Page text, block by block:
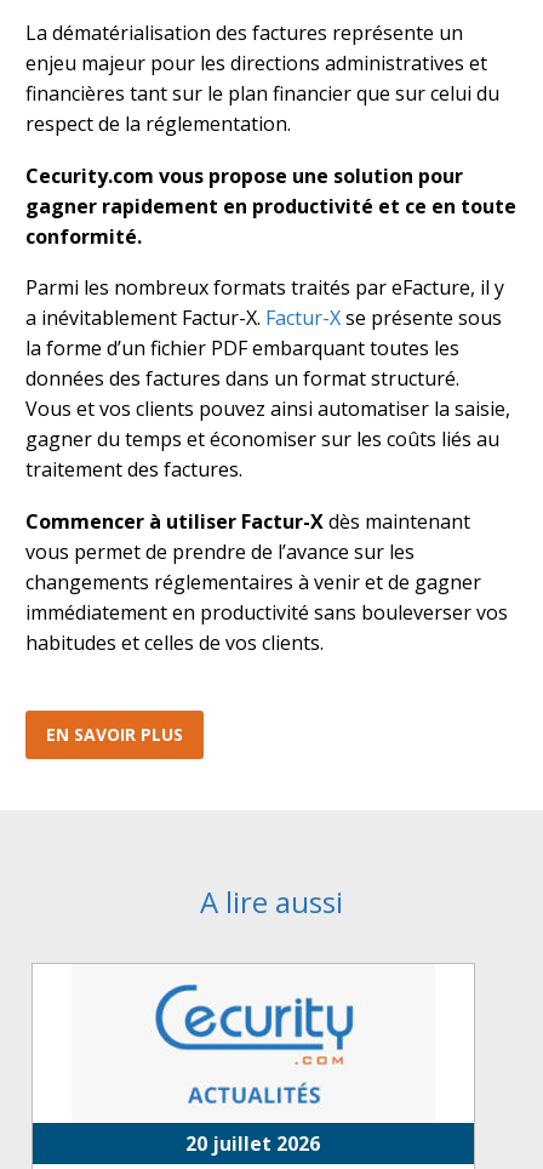
La dématérialisation des factures représente un
enjeu majeur pour les directions administratives et
financières tant sur le plan financier que sur celui du
respect de la réglementation.
Cecurity.com vous propose une solution pour
gagner rapidement en productivité et ce en toute
conformité.
Parmi les nombreux formats traités par eFacture, il y
a inévitablement Factur-X. Factur-Xse présente sous
la forme d’un fichier PDF embarquant toutes les
données des factures dans un format structuré.
Vous et vos clients pouvez ainsi automatiser la saisie,
gagner du temps et économiser sur les coûts liés au
traitement des factures.
Commencer à utiliser Factur-Xdès maintenant
vous permet de prendre de l’avance sur les
changements réglementaires à venir et de gagner
immédiatement en productivité sans bouleverser vos
habitudes et celles de vos clients.
EN SAVOIR PLUS
A lire aussi
20 juillet 2026